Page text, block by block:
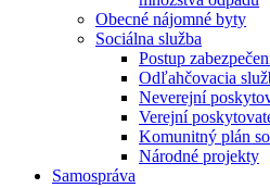
Obecné nájomné byty
Sociálna služba
Postup
Odľahčovacia
Neverejní
Verejní
Komunitný plán
Národné projekty
Samospráva